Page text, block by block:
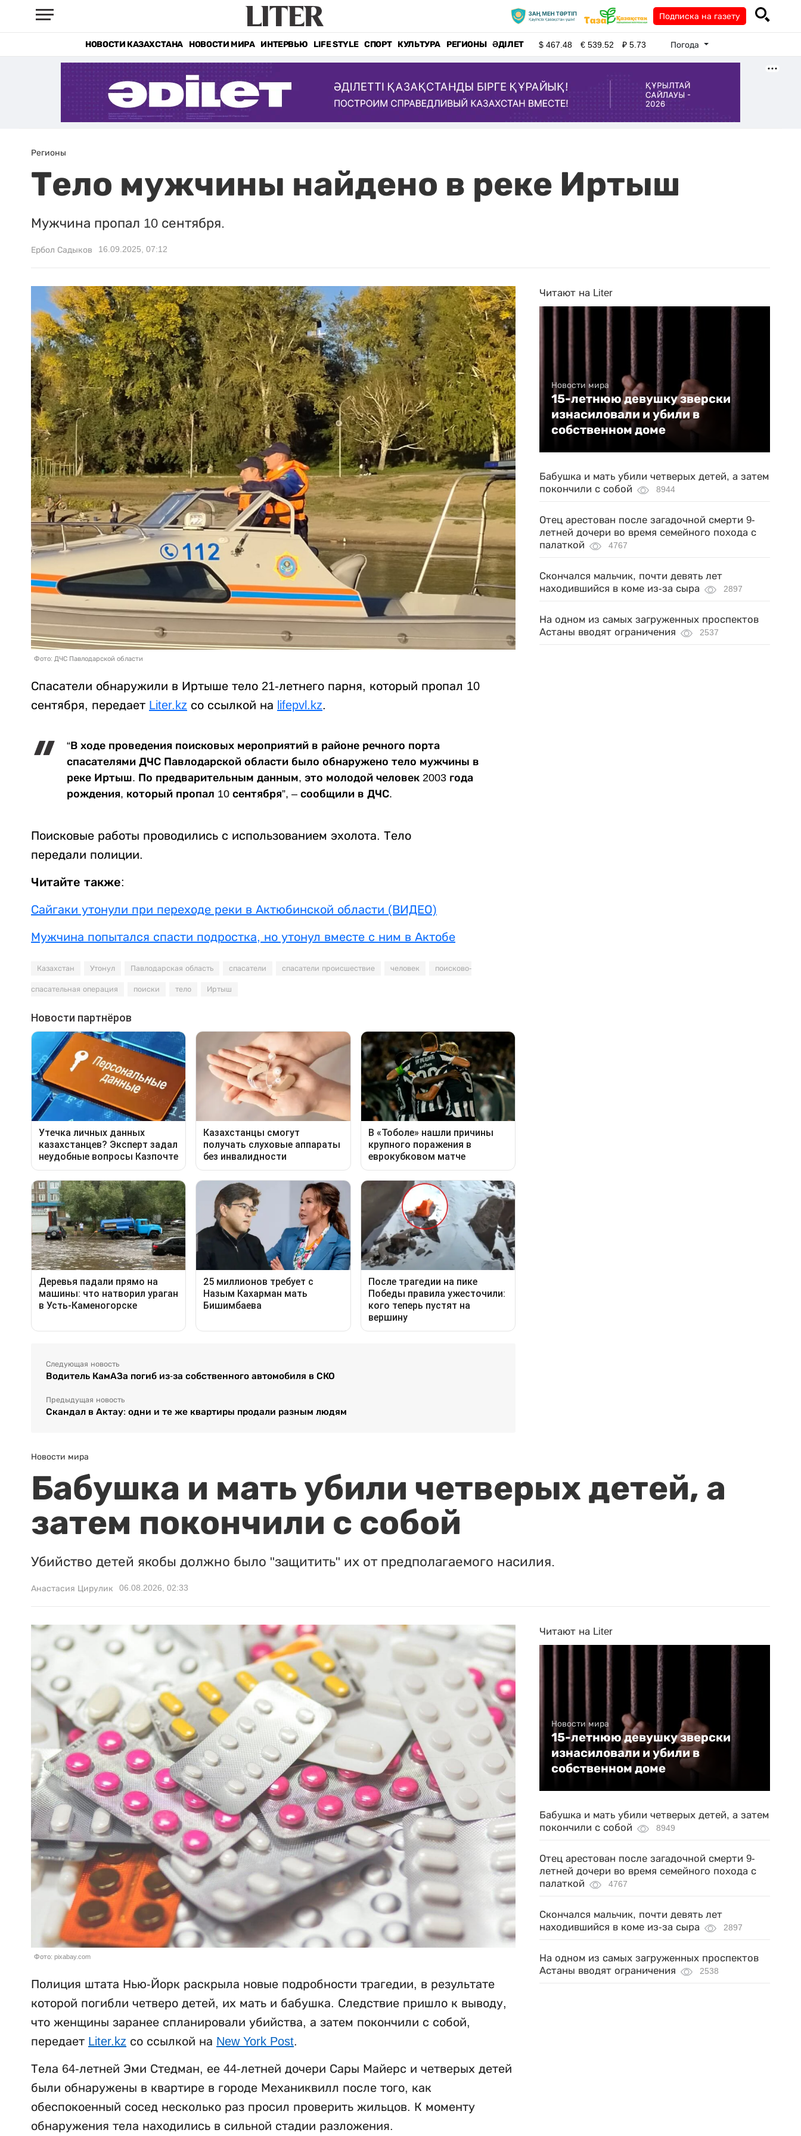
Подписка на газету
НОВОСТИ КАЗАХСТАНА НОВОСТИ МИРА ИНТЕРВЬЮ LIFE STYLE СПОРТ КУЛЬТУРА РЕГИОНЫ ӘДІЛЕТ $467.48 €539.52 ₽5.73 Погода
Регионы
Тело мужчины найдено в реке Иртыш
Мужчина пропал 10 сентября.
Ербол Садыков 16.09.2025, 07:12
Фото: ДЧС Павлодарской области
Спасатели обнаружили в Иртыше тело 21-летнего парня, который пропал 10
сентября, передает Liter.kz со ссылкой на lifepvl.kz.
“В ходе проведения поисковых мероприятий в районе речного порта
спасателями ДЧС Павлодарской области было обнаружено тело мужчины в
реке Иртыш. По предварительным данным, это молодой человек 2003 года
рождения, который пропал 10 сентября”, – сообщили в ДЧС.
Поисковые работы проводились с использованием эхолота. Тело
передали полиции.
Читайте также:
Сайгаки утонули при переходе реки в Актюбинской области (ВИДЕО)
Мужчина попытался спасти подростка, но утонул вместе с ним в Актобе
Казахстан Утонул Павлодарская область спасатели спасатели происшествие человек поисково-
спасательная операция поиски тело Иртыш
Следующая новость
Водитель КамАЗа погиб из-за собственного автомобиля в СКО
Предыдущая новость
Скандал в Актау: одни и те же квартиры продали разным людям
Читают на Liter
Новости мира
15-летнюю девушку зверски
изнасиловали и убили в
собственном доме
Бабушка и мать убили четверых детей, а затем
покончили с собой
8944
Отец арестован после загадочной смерти 9-
летней дочери во время семейного похода с
палаткой
4767
Скончался мальчик, почти девять лет
находившийся в коме из-за сыра
2897
На одном из самых загруженных проспектов
Астаны вводят ограничения
2537
Новости мира
Бабушка и мать убили четверых детей, а
затем покончили с собой
Убийство детей якобы должно было "защитить" их от предполагаемого насилия.
Анастасия Цирулик 06.08.2026, 02:33
Фото: pixabay.com
Полиция штата Нью-Йорк раскрыла новые подробности трагедии, в результате
которой погибли четверо детей, их мать и бабушка. Следствие пришло к выводу,
что женщины заранее спланировали убийства, а затем покончили с собой,
передает Liter.kz со ссылкой на New York Post.
Тела 64-летней Эми Стедман, ее 44-летней дочери Сары Майерс и четверых детей
были обнаружены в квартире в городе Механиквилл после того, как
обеспокоенный сосед несколько раз просил проверить жильцов. К моменту
обнаружения тела находились в сильной стадии разложения.
Читают на Liter
Новости мира
15-летнюю девушку зверски
изнасиловали и убили в
собственном доме
Бабушка и мать убили четверых детей, а затем
покончили с собой
8949
Отец арестован после загадочной смерти 9-
летней дочери во время семейного похода с
палаткой
4767
Скончался мальчик, почти девять лет
находившийся в коме из-за сыра
2897
На одном из самых загруженных проспектов
Астаны вводят ограничения
2538